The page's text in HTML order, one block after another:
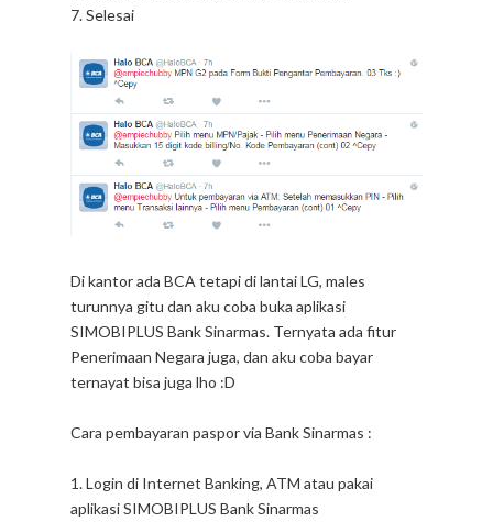
7. Selesai
Di kantor ada BCA tetapi di lantai LG, males
turunnya gitu dan aku coba buka aplikasi
SIMOBIPLUS Bank Sinarmas. Ternyata ada fitur
Penerimaan Negara juga, dan aku coba bayar
ternayat bisa juga lho :D
Cara pembayaran paspor via Bank Sinarmas :
1. Login di Internet Banking, ATM atau pakai
aplikasi SIMOBIPLUS Bank Sinarmas